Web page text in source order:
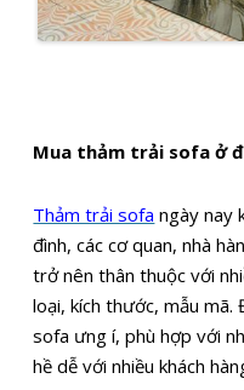
Thảm trải
Mua thảm trải sofa ở
Thảm trải sofa ngày nay
đình, các cơ quan, nhà
trở nên thân thuộc với
loại, kích thước, mẫu
sofa ưng í, phù hợp với
hề dễ với nhiều khách